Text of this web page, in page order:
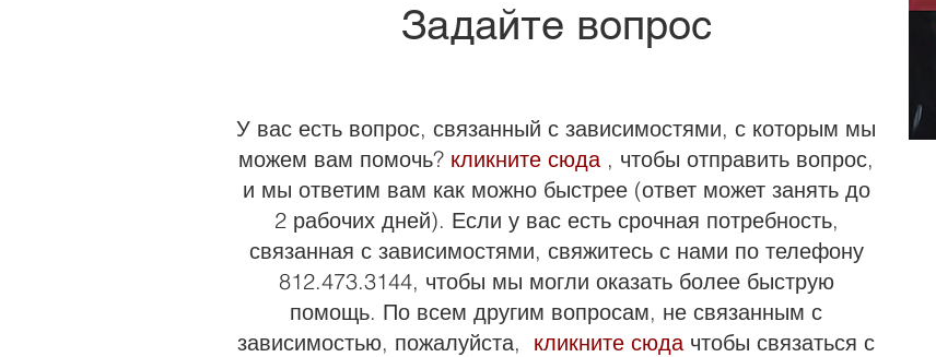
Задайте вопрос
У вас есть вопрос, связанный с зависимостями, с которым мы
можем вам помочь? кликните сюда, чтобы отправить вопрос,
и мы ответим вам как можно быстрее (ответ может занять до
2 рабочих дней). Если у вас есть срочная потребность,
связанная с зависимостями, свяжитесь с нами по телефону
812.473.3144, чтобы мы могли оказать более быструю
помощь. По всем другим вопросам, не связанным с
зависимостью, пожалуйста, кликните сюдачтобы связаться с